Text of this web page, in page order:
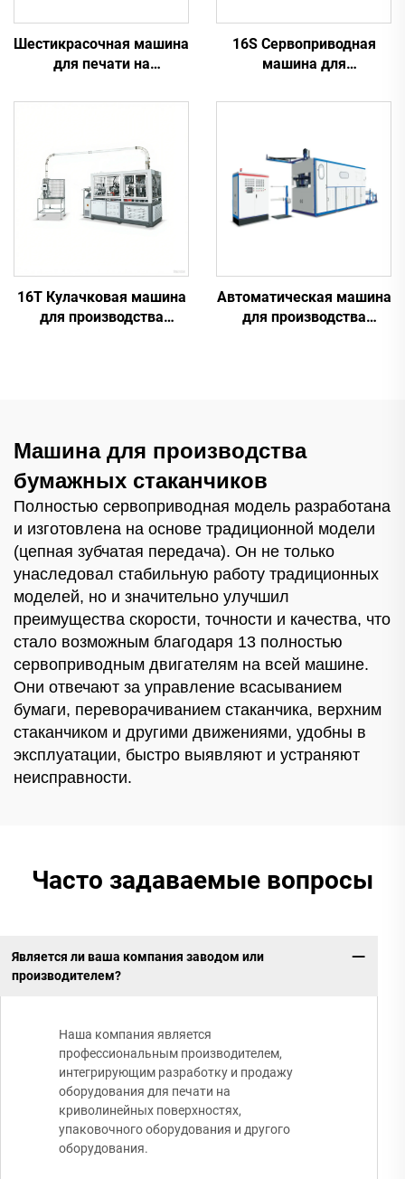
Шестикрасочная машина
для печати на
стаканчиках
16S Сервоприводная
машина для
стаканчиков
16T Кулачковая машина
для производства
Автоматическая машина
для производства
Машина для производства
бумажных стаканчиков
Полностью сервоприводная модель разработана
и изготовлена на основе традиционной модели
(цепная зубчатая передача). Он не только
унаследовал стабильную работу традиционных
моделей, но и значительно улучшил
преимущества скорости, точности и качества, что
стало возможным благодаря 13 полностью
сервоприводным двигателям на всей машине.
Они отвечают за управление всасыванием
бумаги, переворачиванием стаканчика, верхним
стаканчиком и другими движениями, удобны в
эксплуатации, быстро выявляют и устраняют
неисправности.
Часто задаваемые вопросы
Является ли ваша компания заводом или
производителем?
Наша компания является
профессиональным производителем,
интегрирующим разработку и продажу
оборудования для печати на
криволинейных поверхностях,
упаковочного оборудования и другого
оборудования.